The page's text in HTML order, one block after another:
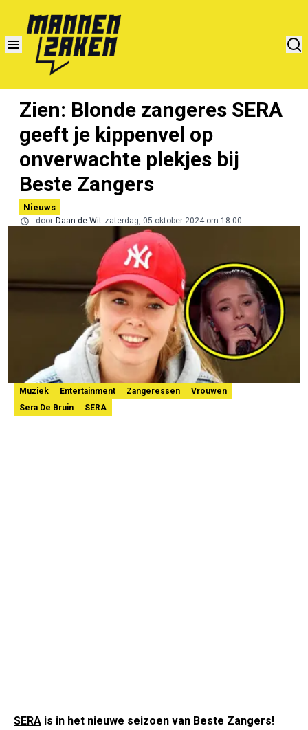
Zien: Blonde zangeres SERA
geeft je kippenvel op
onverwachte plekjes bij
Beste Zangers
Nieuws
door Daan de Wit zaterdag, 05 oktober 2024 om 18:00
Muziek Entertainment Zangeressen
Vrouwen
Sera De Bruin
SERA
SERA is in het nieuwe seizoen van Beste Zangers!